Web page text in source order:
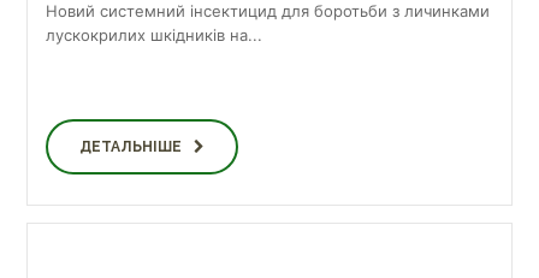
Новий системний інсектицид для боротьби з личинками
лускокрилих шкідників на...
ДЕТАЛЬНІШЕ